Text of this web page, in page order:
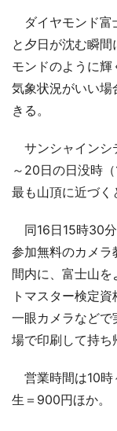
ダイヤモンド富
と夕日が沈む瞬
モンドのように
気象状況がいい
きる。
サンシャインシ
～20日の日没時
最も山頂に近づく
同16日15時30
参加無料のカメ
間内に、富士山
トマスター検定
一眼カメラなど
場で印刷して持ち
営業時間は10時
生＝900円ほか。